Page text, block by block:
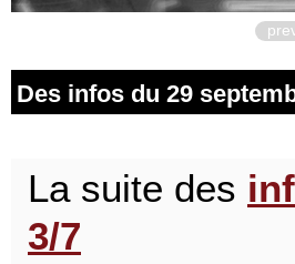
Des infos du 29
La suite des
3/7